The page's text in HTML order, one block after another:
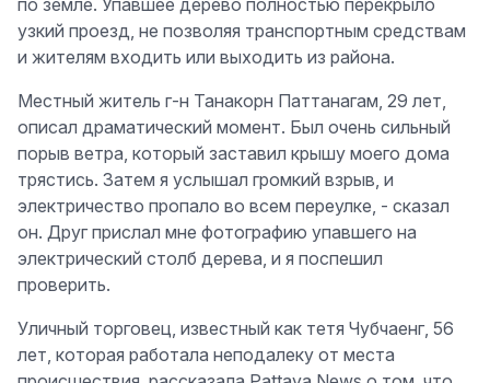
по земле. Упавшее дерево полностью перекрыло
узкий проезд, не позволяя транспортным средствам
и жителям входить или выходить из района.
Местный житель г-н Танакорн Паттанагам, 29 лет,
описал драматический момент. Был очень сильный
порыв ветра, который заставил крышу моего дома
трястись. Затем я услышал громкий взрыв, и
электричество пропало во всем переулке, - сказал
он. Друг прислал мне фотографию упавшего на
электрический столб дерева, и я поспешил
проверить.
Уличный торговец, известный как тетя Чубчаенг, 56
лет, которая работала неподалеку от места